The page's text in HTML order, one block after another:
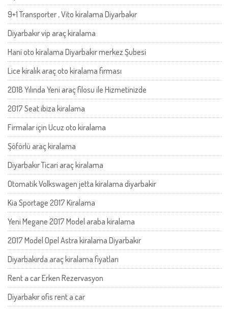
9+1 Transporter , Vito kiralama Diyarbakır
Diyarbakır vip araç kiralama
Hani oto kiralama Diyarbakır merkez Şubesi
Lice kiralık araç oto kiralama firması
2018 Yılında Yeni araç filosu ile Hizmetinizde
2017 Seat ibiza kiralama
Firmalar için Ucuz oto kiralama
Şöförlü araç kiralama
Diyarbakır Ticari araç kiralama
Otomatik Volkswagen jetta kiralama diyarbakir
Kia Sportage 2017 Kiralama
Yeni Megane 2017 Model araba kiralama
2017 Model Opel Astra kiralama Diyarbakır
Diyarbakırda araç kiralama fiyatları
Rent a car Erken Rezervasyon
Diyarbakır ofis rent a car